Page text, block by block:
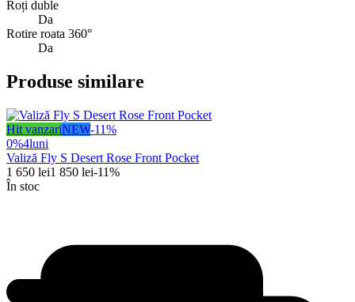
Roți duble
Da
Rotire roata 360°
Da
Produse similare
Hit vanzariNEW-11%
0%4luni
Valiză Fly S Desert Rose Front Pocket
1 650 lei1 850 lei-11%
În stoc